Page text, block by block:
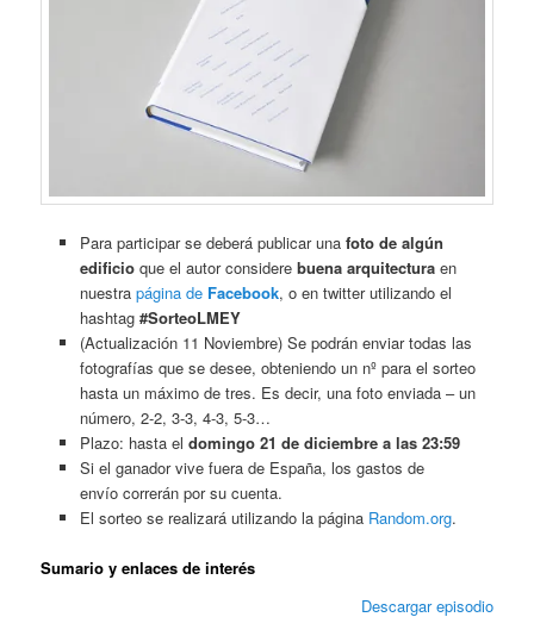
Para participar se deberá publicar una foto de algún
edificioque el autor considere buena arquitecturaen
nuestra página de Facebook, o en twitter utilizando el
hashtag #SorteoLMEY
(Actualización 11 Noviembre) Se podrán enviar todas las
fotografías que se desee, obteniendo un nº para el sorteo
hasta un máximo de tres. Es decir, una foto enviada – un
número, 2-2, 3-3, 4-3, 5-3…
Plazo: hasta el domingo 21 de diciembre a las 23:59
Si el ganador vive fuera de España, los gastos de
envío correrán por su cuenta.
El sorteo se realizará utilizando la página Random.org.
Sumario y enlaces de interés
Descargar episodio